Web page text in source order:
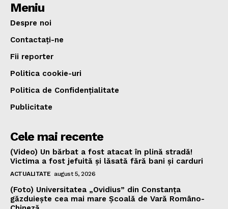
Meniu
Despre noi
Contactați-ne
Fii reporter
Politica cookie-uri
Politica de Confidențialitate
Publicitate
Cele mai recente
(Video) Un bărbat a fost atacat în plină stradă!
Victima a fost jefuită și lăsată fără bani și carduri
ACTUALITATE august 5, 2026
(Foto) Universitatea „Ovidius” din Constanța
găzduiește cea mai mare Școală de Vară Româno-